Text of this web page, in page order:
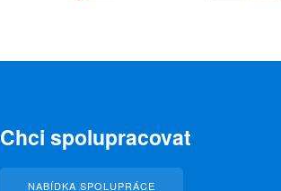
Chci spolupracovat
NABÍDKA SPOLUPRÁCE